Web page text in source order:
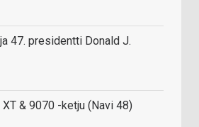
47. presidentti Donald J.
XT & 9070 -ketju (Navi 48)